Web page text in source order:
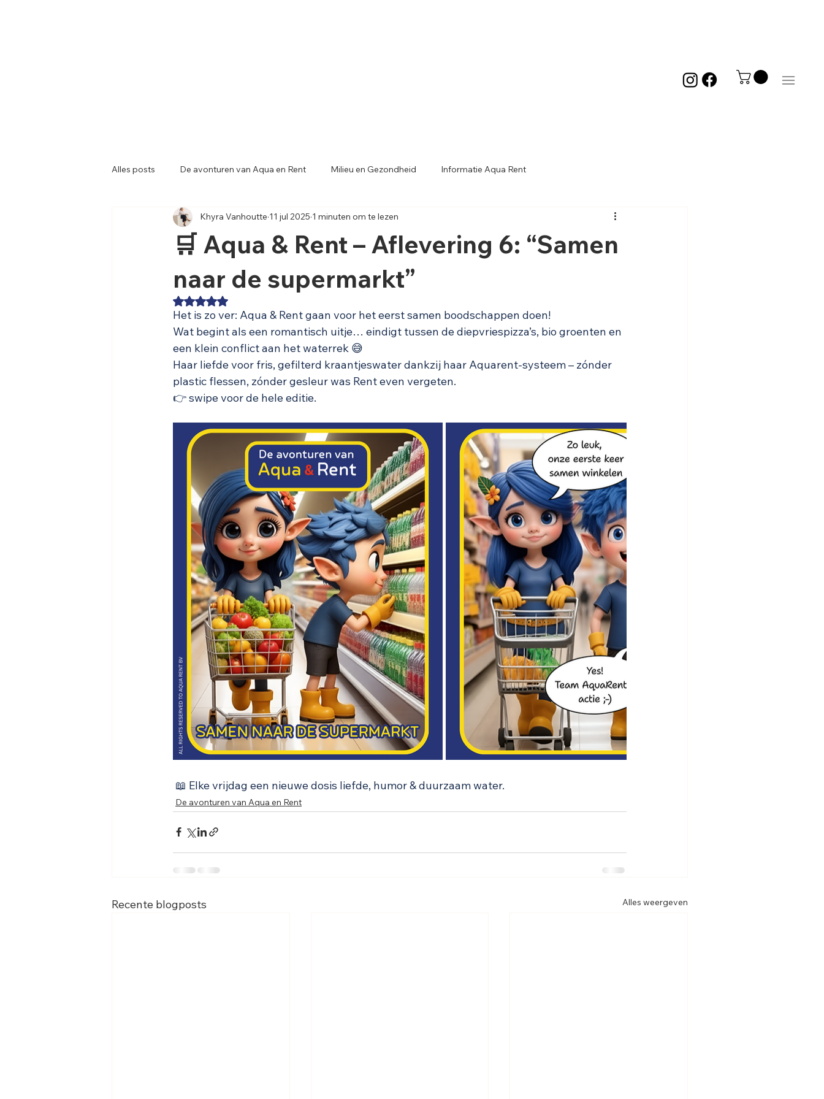
Alles posts De avonturen van Aqua en Rent Milieu en Gezondheid Informatie Aqua Rent
🛒 Aqua & Rent – Aflevering 6: “Samen
naar de supermarkt”
Khyra Vanhoutte 11 jul 2025 1 minuten om te lezen
Beoordeeld met NaN uit 5 sterren.
Het is zo ver: Aqua & Rent gaan voor het eerst samen boodschappen doen!
Wat begint als een romantisch uitje… eindigt tussen de diepvriespizza’s, bio groenten en
een klein conflict aan het waterrek 😅
Haar liefde voor fris, gefilterd kraantjeswater dankzij haar Aquarent-systeem – zónder
plastic flessen, zónder gesleur was Rent even vergeten.
👉 swipe voor de hele editie.
📖 Elke vrijdag een nieuwe dosis liefde, humor & duurzaam water.
De avonturen van Aqua en Rent
Recente blogposts Alles weergeven